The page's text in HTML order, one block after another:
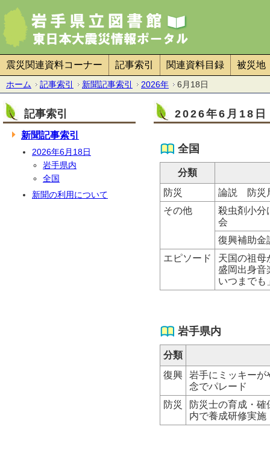
震災関連資料コーナー 記事索引 関連資料目録 被災地
ホーム 記事索引 新聞記事索引 2026年 6月18日
2026年6月18日
全国
分類
防災
論説 防災
その他
殺虫剤小
会
復興補助金
エピソード
天国の祖
盛岡出身
いつまで
岩手県内
分類
復興
岩手にミッキー
念でパレード
防災
防災士の育成・
内で養成研修実
記事索引
新聞記事索引
2026年6月18日
岩手県内
全国
新聞の利用について